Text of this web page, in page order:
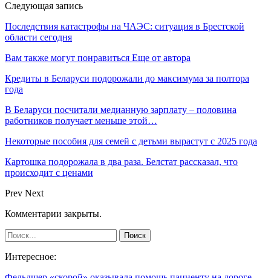
Следующая запись
Последствия катастрофы на ЧАЭС: ситуация в Брестской
области сегодня
Вам также могут понравиться Еще от автора
Кредиты в Беларуси подорожали до максимума за полтора
года
В Беларуси посчитали медианную зарплату – половина
работников получает меньше этой…
Некоторые пособия для семей с детьми вырастут с 2025 года
Картошка подорожала в два раза. Белстат рассказал, что
происходит с ценами
Prev Next
Комментарии закрыты.
Интересное: